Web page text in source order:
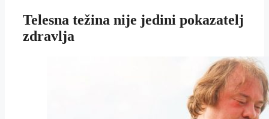
Telesna težina nije jedini pokazatelj
zdravlja